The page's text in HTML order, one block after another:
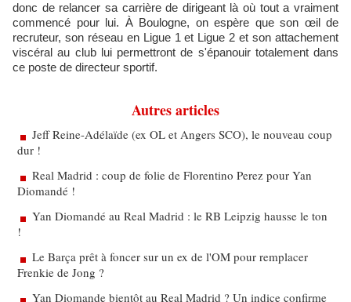
donc de relancer sa carrière de dirigeant là où tout a vraiment
commencé pour lui. À Boulogne, on espère que son œil de
recruteur, son réseau en Ligue 1 et Ligue 2 et son attachement
viscéral au club lui permettront de s'épanouir totalement dans
ce poste de directeur sportif.
Autres articles
Jeff Reine-Adélaïde (ex OL et Angers SCO), le nouveau coup
dur !
Real Madrid : coup de folie de Florentino Perez pour Yan
Diomandé !
Yan Diomandé au Real Madrid : le RB Leipzig hausse le ton
!
Le Barça prêt à foncer sur un ex de l'OM pour remplacer
Frenkie de Jong ?
Yan Diomande bientôt au Real Madrid ? Un indice confirme